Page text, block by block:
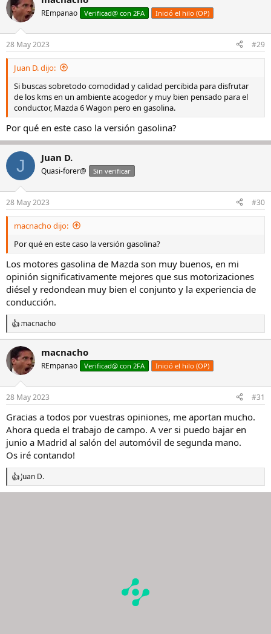
REmpanao Verificad@ con 2FA Inició el hilo (OP)
28 May 2023 #29
Juan D. dijo:
Si buscas sobretodo comodidad y calidad percibida para disfrutar
de los kms en un ambiente acogedor y muy bien pensado para el
conductor, Mazda 6 Wagon pero en gasolina.
Por qué en este caso la versión gasolina?
J Juan D.
Quasi-forer@ Sin verificar
28 May 2023 #30
macnacho dijo:
Por qué en este caso la versión gasolina?
Los motores gasolina de Mazda son muy buenos, en mi
opinión significativamente mejores que sus motorizaciones
diésel y redondean muy bien el conjunto y la experiencia de
conducción.
R
e
a
c
c
o
n
e
s
macnacho
macnacho
REmpanao Verificad@ con 2FA Inició el hilo (OP)
28 May 2023 #31
Gracias a todos por vuestras opiniones, me aportan mucho.
Ahora queda el trabajo de campo. A ver si puedo bajar en
junio a Madrid al salón del automóvil de segunda mano.
Os iré contando!
R
e
Juan D.